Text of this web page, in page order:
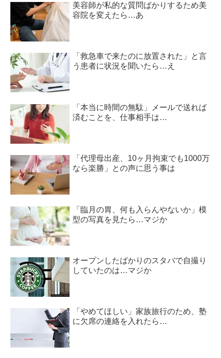
美容師が私的な質問ばかりするため美
容院を変えたら…あ
「救急車で来たのに放置された」と言
う患者に状況を聞いたら…え
「本当に時間の無駄」メールで送れば
済むことを、仕事相手は…
「代理母出産、10ヶ月拘束でも1000万
なら楽勝」との声に思う事は
「臨月の胃、何も入らんやないか」模
型の写真を見たら…マジか
オープンしたばかりのスタバで自撮り
していたのは…マジか
「やめてほしい」家族旅行のため、塾
に欠席の連絡を入れたら…